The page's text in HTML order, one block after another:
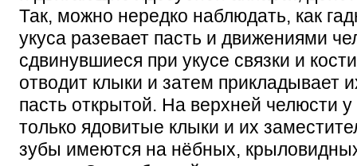
Так, можно нередко наблюдать, как
укуса разевает пасть и движениями
сдвинувшиеся при укусе связки и
отводит клыки и затем прикладывает
пасть открытой. На верхней челюсти
только ядовитые клыки и их
зубы имеются на нёбных,